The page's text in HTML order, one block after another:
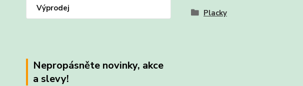
Výprodej
Nepropásněte novinky, akce
a slevy!
Placky